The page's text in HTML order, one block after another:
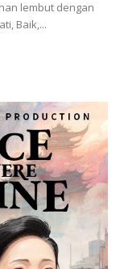
lembut dengan
Baik,...